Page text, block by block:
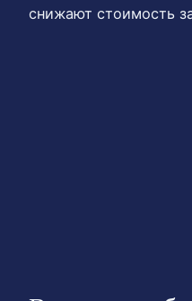
снижают стоимость